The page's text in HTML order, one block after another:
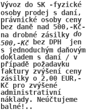
Vývoz do SK -fyzické
osoby prodej s daní,
právnické osoby ceny
bez daně nad 500,-Kč-
na drobné zásilky do
500,-Kčbez DPH jen
s jednoduchým daňovým
dokladem s daní / v
případě požadavku
faktury zvýšení ceny
zásilky o 2,00 EUR,-
Kč pro zvýšené
administrativní
náklady. Neúčtujeme
balné!..